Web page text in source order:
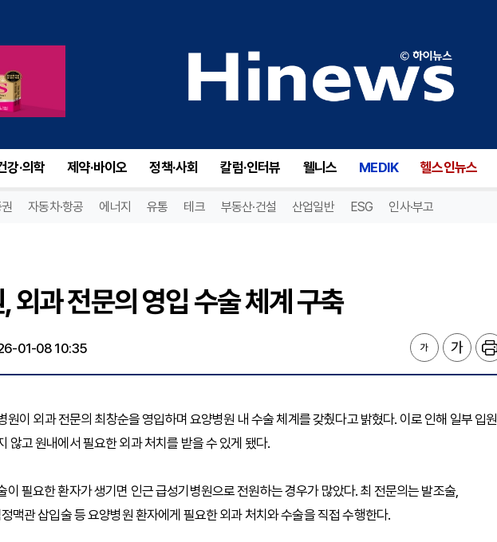
강·의학 제약·바이오 정책·사회 칼럼·인터뷰 웰니스 MEDIK 헬스인뉴스
자동차·항공 에너지 유통 테크 부동산·건설 산업일반 ESG 인사·부고
외과 전문의 영입 수술 체계 구축
01-08 10:35
이 외과 전문의 최창순을 영입하며 요양병원 내 수술 체계를 갖췄다고 밝혔다. 이로 인해 일부 입원
않고 원내에서 필요한 외과 처치를 받을 수 있게 됐다.
이 필요한 환자가 생기면 인근 급성기병원으로 전원하는 경우가 많았다. 최 전문의는 발조술,
맥관 삽입술 등 요양병원 환자에게 필요한 외과 처치와 수술을 직접 수행한다.